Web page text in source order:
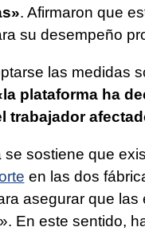
. Afirmaron que
su desempeño
las medidas
plataforma ha
trabajador
sostiene que
en las dos
asegurar que las
En este sentido,